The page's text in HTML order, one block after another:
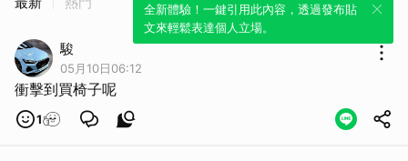
全新體驗！一鍵引用此內容，透過發布貼
文來輕鬆表達個人立場。
駿
05月10日06:12
衝擊到買椅子呢
1